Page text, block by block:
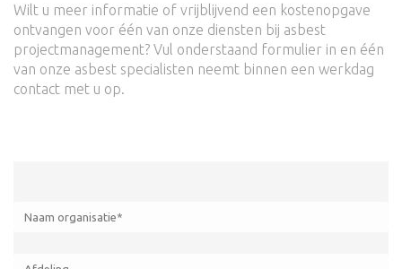
Wilt u meer informatie of vrijblijvend een kostenopgave
ontvangen voor één van onze diensten bij asbest
projectmanagement? Vul onderstaand formulier in en één
van onze asbest specialisten neemt binnen een werkdag
contact met u op.